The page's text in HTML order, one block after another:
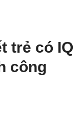
trẻ có IQ
công